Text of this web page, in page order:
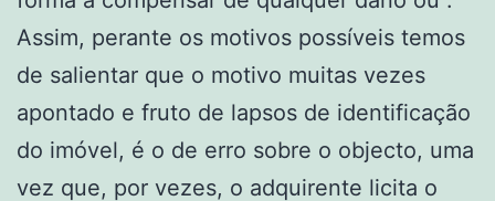
Assim, perante os motivos possíveis temos
de salientar que o motivo muitas vezes
apontado e fruto de lapsos de identificação
do imóvel, é o de erro sobre o objecto, uma
vez que, por vezes, o adquirente licita o